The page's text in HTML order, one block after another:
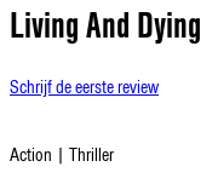
Living And Dying
Schrijf de eerste review
Action | Thriller